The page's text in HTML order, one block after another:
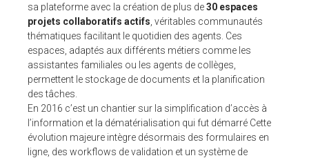
sa plateforme avec la création de plus de30 espaces
projets collaboratifs actifs , véritables communautés
thématiques facilitant le quotidien des agents. Ces
espaces, adaptés aux différents métiers comme les
assistantes familiales ou les agents de collèges,
permettent le stockage de documents et la planification
des tâches.
En 2016 c’est un chantier sur la simplification d’accès à
l’information et la dématérialisation qui fut démarré Cette
évolution majeure intègre désormais des formulaires en
ligne, des workflows de validation et un système de